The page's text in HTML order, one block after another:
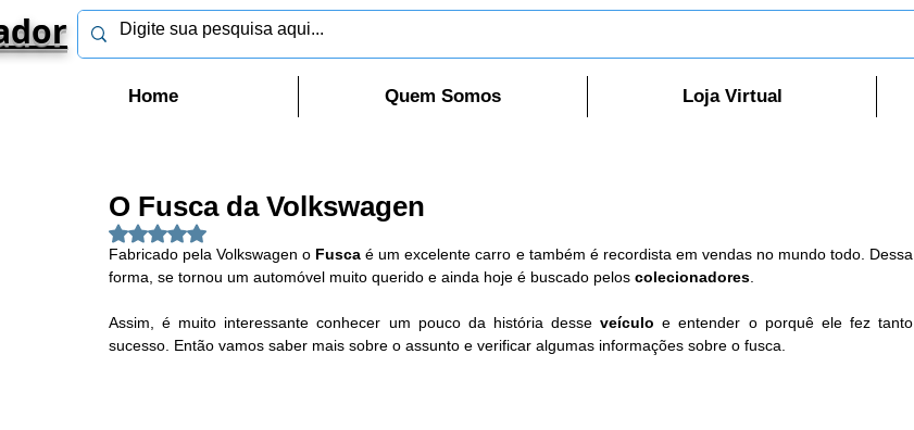
Home Quem Somos Loja Virtual
O Fusca da Volkswagen
Avaliado com NaN de 5 estrelas.
Fabricado pela Volkswagen o Fusca é um excelente carro e também é recordista em vendas no mundo todo. Dessa
forma, se tornou um automóvel muito querido e ainda hoje é buscado pelos colecionadores
Assim, é muito interessante conhecer um pouco da história desse veículo e entender o porquê ele fez tanto
sucesso. Então vamos saber mais sobre o assunto e verificar algumas informações sobre o fusca.